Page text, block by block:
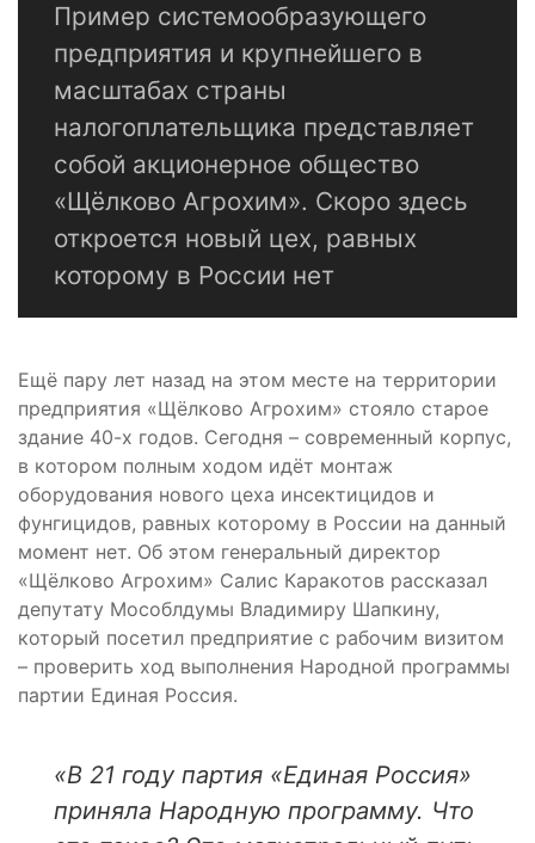
Пример системообразующего
предприятия и крупнейшего в
масштабах страны
налогоплательщика представляет
собой акционерное общество
«Щёлково Агрохим». Скоро здесь
откроется новый цех, равных
которому в России нет
Ещё пару лет назад на этом месте на территории
предприятия «Щёлково Агрохим» стояло старое
здание 40-х годов. Сегодня – современный корпус,
в котором полным ходом идёт монтаж
оборудования нового цеха инсектицидов и
фунгицидов, равных которому в России на данный
момент нет. Об этом генеральный директор
«Щёлково Агрохим» Салис Каракотов рассказал
депутату Мособлдумы Владимиру Шапкину,
который посетил предприятие с рабочим визитом
– проверить ход выполнения Народной программы
партии Единая Россия.
«В 21 году партия «Единая Россия»
приняла Народную программу. Что